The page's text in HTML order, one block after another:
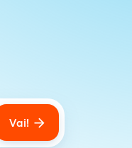
Vai!